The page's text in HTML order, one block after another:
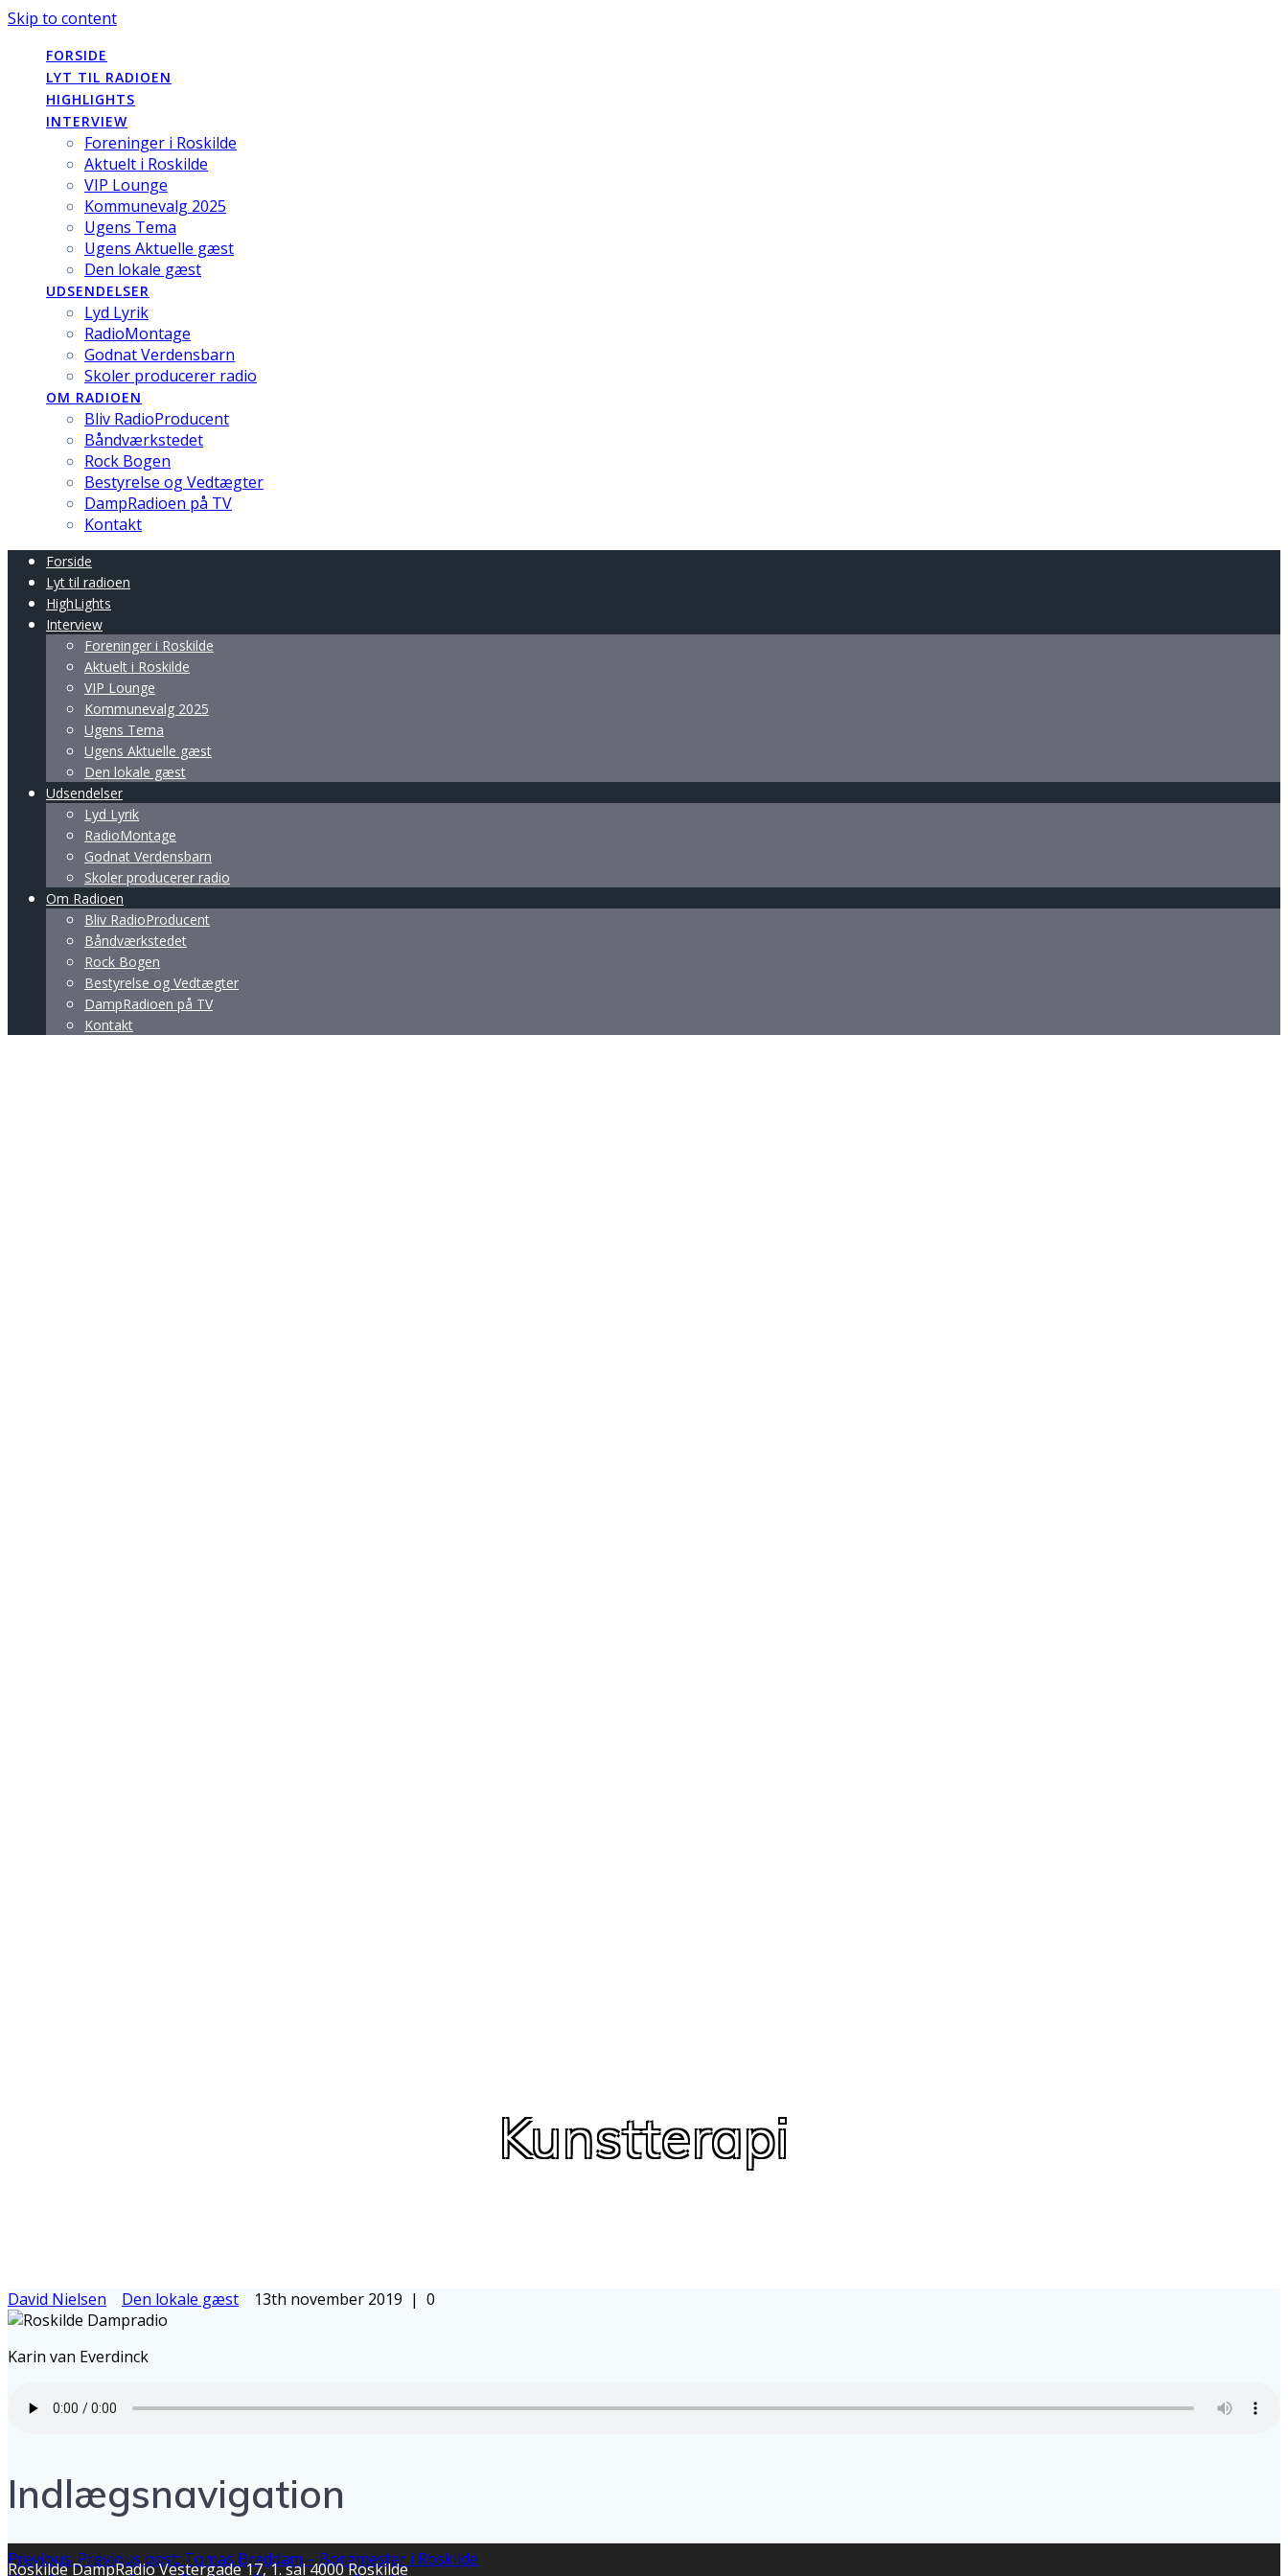
Skip to content
FORSIDE
LYT TIL RADIOEN
HIGHLIGHTS
INTERVIEW
Foreninger i Roskilde
Aktuelt i Roskilde
VIP Lounge
Kommunevalg 2025
Ugens Tema
Ugens Aktuelle gæst
Den lokale gæst
UDSENDELSER
Lyd Lyrik
RadioMontage
Godnat Verdensbarn
Skoler producerer radio
OM RADIOEN
Bliv RadioProducent
Båndværkstedet
Rock Bogen
Bestyrelse og Vedtægter
DampRadioen på TV
Kontakt
Forside
Lyt til radioen
HighLights
Interview
Foreninger i Roskilde
Aktuelt i Roskilde
VIP Lounge
Kommunevalg 2025
Ugens Tema
Ugens Aktuelle gæst
Den lokale gæst
Udsendelser
Lyd Lyrik
RadioMontage
Godnat Verdensbarn
Skoler producerer radio
Om Radioen
Bliv RadioProducent
Båndværkstedet
Rock Bogen
Bestyrelse og Vedtægter
DampRadioen på TV
Kontakt
Kunstterapi
David Nielsen Den lokale gæst 13th november 2019 | 0
Karin van Everdinck
Indlægsnavigation
Previous:Previous post: Tomas Breddam – Borgmester i Roskilde
Roskilde DampRadio Vestergade 17, 1. sal 4000 Roskilde